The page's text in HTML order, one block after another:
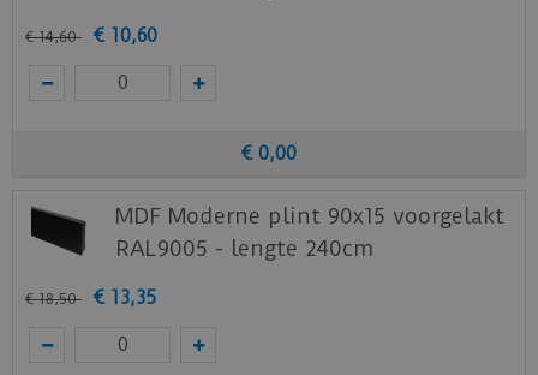
€ 14,60 € 10,60
€ 0,00
MDF Moderne plint 90x15 voorgelakt
RAL9005 - lengte 240cm
€ 18,50 € 13,35